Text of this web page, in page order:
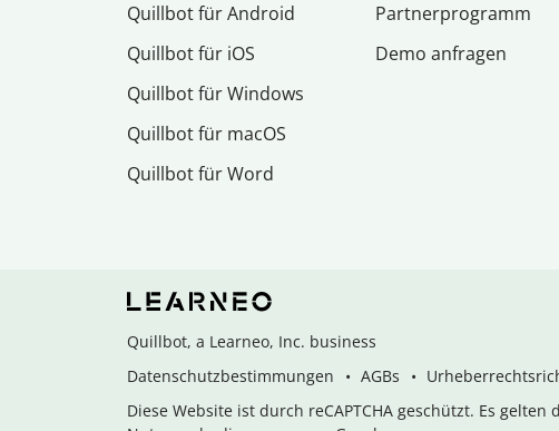
Quillbot für Android
Quillbot für iOS
Quillbot für Windows
Quillbot für macOS
Quillbot für Word
Partnerprogramm
Demo anfragen
Quillbot, a Learneo, Inc. business
Datenschutzbestimmungen
AGBs
Diese Website ist durch reCAPTCHA geschützt. Es